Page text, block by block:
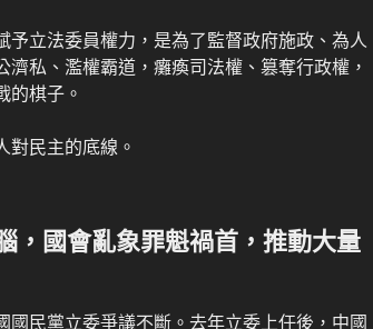
予立法委員權力，是為了監督政府施政、為人
濟私、濫權霸道，癱瘓司法權、篡奪行政權，
的棋子。
對民主的底線。
，國會亂象罪魁禍首，推動大量
國民黨立委爭議不斷。去年立委上任後，中國